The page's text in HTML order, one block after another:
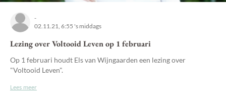
-
02.11.21, 6:55 's middags
Lezing over Voltooid Leven op 1 februari
Op 1 februari houdt Els van Wijngaarden een lezing over
"Voltooid Leven".
Lees meer